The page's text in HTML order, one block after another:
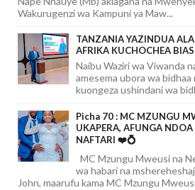
Wakurugenzi wa Kampuni ya Maw...
TANZANIA YAZINDUA
AFRIKA KUCHOCHEA
Naibu Waziri wa Viwanda
amesema ubora wa
kuongeza ushindani wa
Picha 70 : MC MZUNGU
UKAPERA, AFUNGA
NAFTARI ❤️💍
MC Mzungu Mweusi na
wa habari na
John, maarufu kama MC Mzungu